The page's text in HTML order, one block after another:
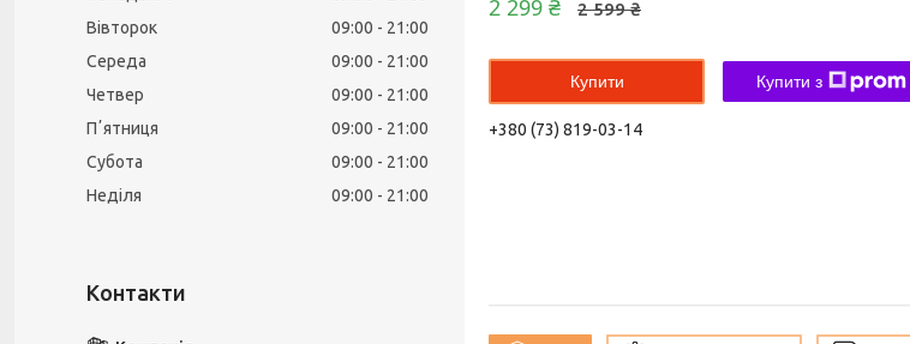
2 599 ₴
2 299 ₴
Купити Купити з
+380 (73) 819-03-14
Вівторок
09:00
21:00
Середа
09:00
21:00
Четвер
09:00
21:00
Пʼятниця
09:00
21:00
Субота
09:00
21:00
Неділя
09:00 21:00